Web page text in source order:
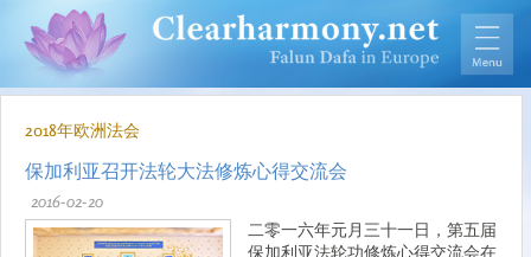
2018年欧洲法会
保加利亚召开法轮大法修炼心得交流会
2016-02-20
二零一六年元月三十一日，第五届
保加利亚法轮功修炼心得交流会在